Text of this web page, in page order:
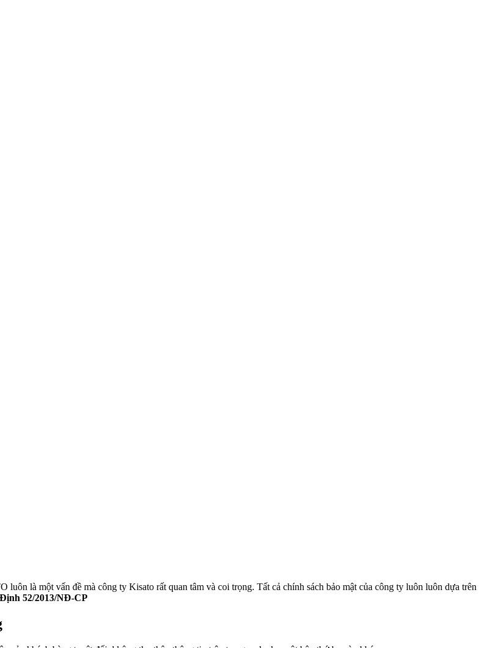
là một vấn đề mà công ty Kisato rất quan tâm và coi trọng. Tất cả chính sách bảo mật của công ty luôn luôn dựa trên
52/2013/NĐ-CP